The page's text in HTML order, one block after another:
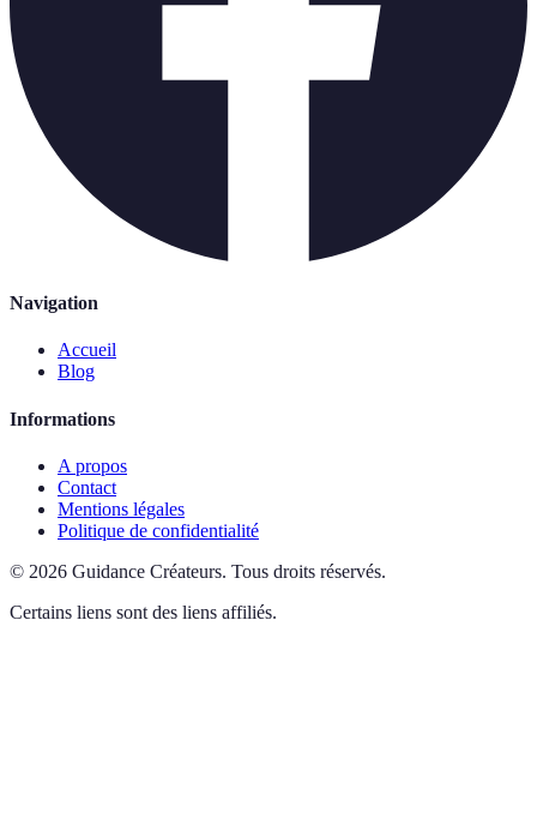
Navigation
Accueil
Blog
Informations
A propos
Contact
Mentions légales
Politique de confidentialité
© 2026 Guidance Créateurs. Tous droits réservés.
Certains liens sont des liens affiliés.